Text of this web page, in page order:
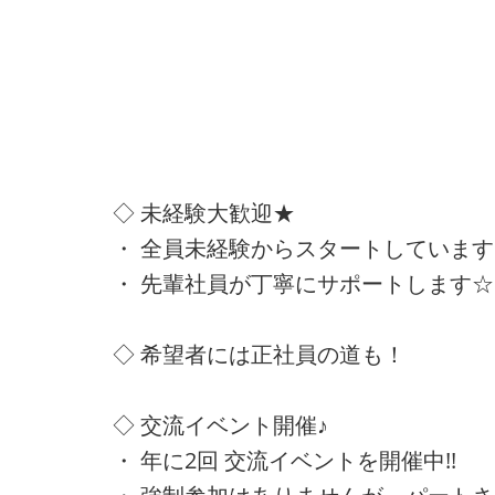
◇ 未経験大歓迎★
・ 全員未経験からスタートしていま
・ 先輩社員が丁寧にサポートします☆
◇ 希望者には正社員の道も！
◇ 交流イベント開催♪
・ 年に2回 交流イベントを開催中!!